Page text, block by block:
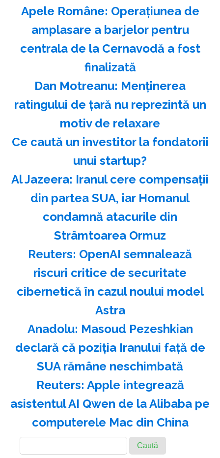
Apele Române: Operaţiunea de
amplasare a barjelor pentru
centrala de la Cernavodă a fost
finalizată
Dan Motreanu: Menţinerea
ratingului de ţară nu reprezintă un
motiv de relaxare
Ce caută un investitor la fondatorii
unui startup?
Al Jazeera: Iranul cere compensaţii
din partea SUA, iar Homanul
condamnă atacurile din
Strâmtoarea Ormuz
Reuters: OpenAI semnalează
riscuri critice de securitate
cibernetică în cazul noului model
Astra
Anadolu: Masoud Pezeshkian
declară că poziţia Iranului faţă de
SUA rămâne neschimbată
Reuters: Apple integrează
asistentul AI Qwen de la Alibaba pe
computerele Mac din China